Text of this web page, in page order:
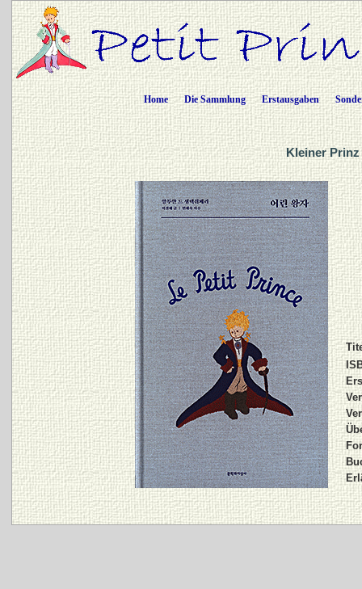
Home Die Sammlung Erstausgaben
Kleiner Prinz